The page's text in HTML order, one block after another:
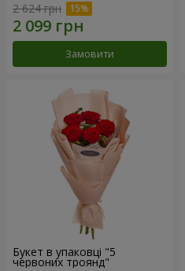
2 624 грн
Замовити
Букет в упаковці "5
червоних троянд"